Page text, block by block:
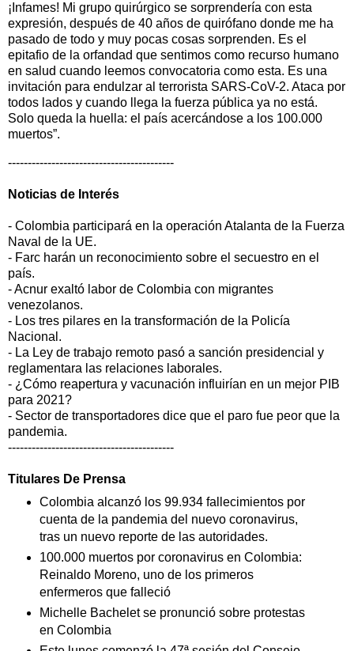
¡Infames! Mi grupo quirúrgico se sorprendería con esta
expresión, después de 40 años de quirófano donde me ha
pasado de todo y muy pocas cosas sorprenden. Es el
epitafio de la orfandad que sentimos como recurso humano
en salud cuando leemos convocatoria como esta. Es una
invitación para endulzar al terrorista SARS-CoV-2. Ataca por
todos lados y cuando llega la fuerza pública ya no está.
Solo queda la huella: el país acercándose a los 100.000
muertos”.
------------------------------------------
Noticias de Interés
- Colombia participará en la operación Atalanta de la Fuerza
Naval de la UE.
- Farc harán un reconocimiento sobre el secuestro en el
país.
- Acnur exaltó labor de Colombia con migrantes
venezolanos.
- Los tres pilares en la transformación de la Policía
Nacional.
- La Ley de trabajo remoto pasó a sanción presidencial y
reglamentara las relaciones laborales.
- ¿Cómo reapertura y vacunación influirían en un mejor PIB
para 2021?
- Sector de transportadores dice que el paro fue peor que la
pandemia.
------------------------------------------
Titulares De Prensa
Colombia alcanzó los 99.934 fallecimientos por
cuenta de la pandemia del nuevo coronavirus,
tras un nuevo reporte de las autoridades.
100.000 muertos por coronavirus en Colombia:
Reinaldo Moreno, uno de los primeros
enfermeros que falleció
Michelle Bachelet se pronunció sobre protestas
en Colombia